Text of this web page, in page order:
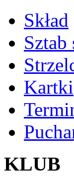
Skład
Kartki
KLUB